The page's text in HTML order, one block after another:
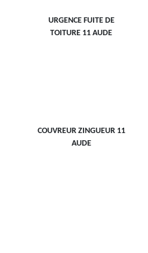
URGENCE FUITE DE
TOITURE 11 AUDE
COUVREUR ZINGUEUR 11
AUDE